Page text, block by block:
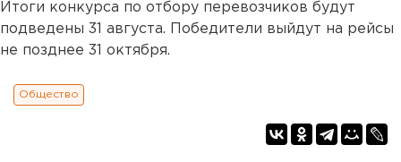
Итоги конкурса по отбору перевозчиков будут
подведены 31 августа. Победители выйдут на рейсы
не позднее 31 октября.
Общество